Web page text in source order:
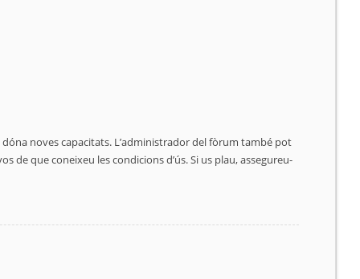
noves capacitats. L’administrador del fòrum també pot
de que coneixeu les condicions d’ús. Si us plau, assegureu-